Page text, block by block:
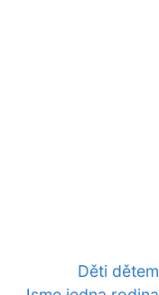
Děti dětem